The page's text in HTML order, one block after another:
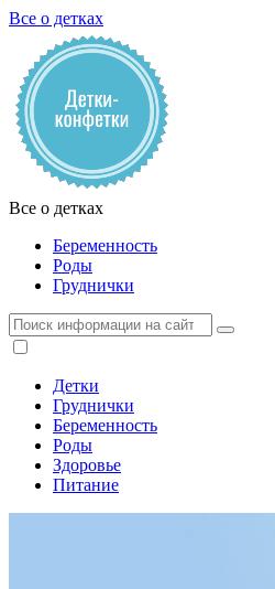
Все о детках
Все о детках
Беременность
Роды
Груднички
Детки
Груднички
Беременность
Роды
Здоровье
Питание